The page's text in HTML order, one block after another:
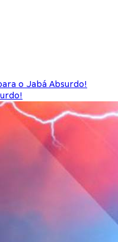
o Jabá Absurdo!